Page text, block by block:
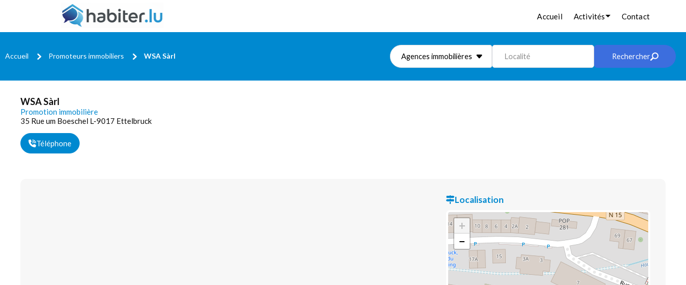
Accueil Activités Contact
Accueil Promoteurs immobiliers WSA Sàrl Agences immobilières Localité Rechercher
WSA Sàrl
Promotion immobilière
35 Rue um Boeschel L-9017 Ettelbruck
Téléphone
Localisation
+
−